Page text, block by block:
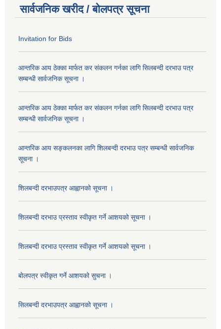
सार्वजनिक खरीद / बोलपत्र सूचना
Invitation for Bids
आन्तरिक आय ठेक्का मार्फत कर संकलन गर्नका लागि सिलबन्दी दरभाउ पत्र
सम्बन्धी सार्वजनिक सूचना ।
आन्तरिक आय ठेक्का मार्फत कर संकलन गर्नका लागि सिलबन्दी दरभाउ पत्र
सम्बन्धी सार्वजनिक सूचना ।
आन्तरिक आय सङ्कलनका लागि शिलबन्दी दरभाउ पत्र सम्बन्धी सार्वजनिक
सूचना ।
शिलबन्दी दरभाउपत्र आह्वानको सूचना ।
शिलबन्दी दरभाउ प्रस्ताव स्वीकृत गर्ने आशयको सूचना ।
शिलबन्दी दरभाउ प्रस्ताव स्वीकृत गर्ने आशयको सूचना ।
बोलपत्र स्वीकृत गर्ने आशयको सुचना ।
सिलबन्दी दरभाउपत्र आह्वानको सूचना ।